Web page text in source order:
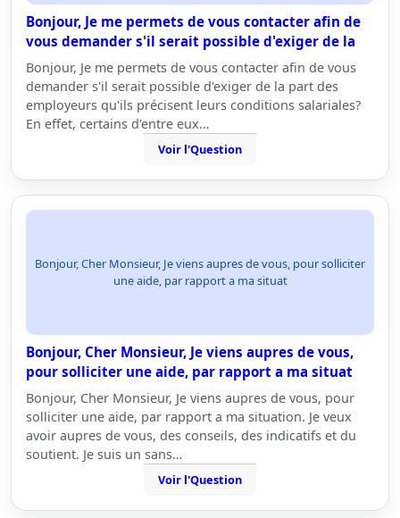
Bonjour, Je me permets de vous contacter afin de
vous demander s'il serait possible d'exiger de la
Bonjour, Je me permets de vous contacter afin de vous
demander s'il serait possible d'exiger de la part des
employeurs qu'ils précisent leurs conditions salariales?
En effet, certains d'entre eux…
Voir l'Question
Bonjour, Cher Monsieur, Je viens aupres de vous, pour solliciter
une aide, par rapport a ma situat
Bonjour, Cher Monsieur, Je viens aupres de vous,
pour solliciter une aide, par rapport a ma situat
Bonjour, Cher Monsieur, Je viens aupres de vous, pour
solliciter une aide, par rapport a ma situation. Je veux
avoir aupres de vous, des conseils, des indicatifs et du
soutient. Je suis un sans…
Voir l'Question